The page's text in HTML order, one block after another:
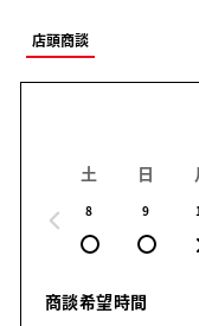
店頭商談
土
8
日
9
商談希望時間